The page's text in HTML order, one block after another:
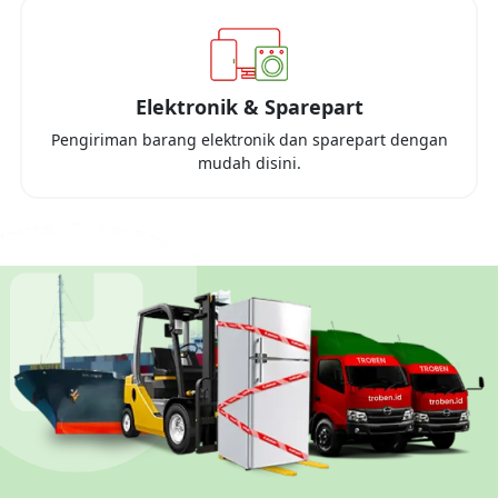
Elektronik & Sparepart
Pengiriman barang elektronik dan sparepart dengan
mudah disini.